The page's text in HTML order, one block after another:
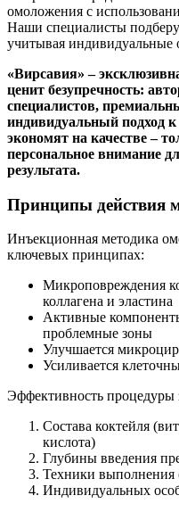
омоложения с
Наши специалисты
учитывая индивидуальные
«Вирсавия» –
ценит безупречность:
специалистов,
индивидуальный подход
экономят на качестве –
персональное внимание
результата.
Принципы действия
Инъекционная методика
ключевых принципах:
Микроповреждения
коллагена и эластина
Активные
проблемные зоны
Улучшается
Усиливается
Эффективность процедуры
Состава коктейля
кислота)
Глубины введения
Техники выполнения
Индивидуальных